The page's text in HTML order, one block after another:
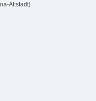
Altstadt)